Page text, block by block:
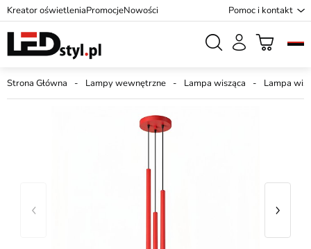
Kreator oświetleniaPromocjeNowości Pomoc i kontakt
Strona Główna Lampy wewnętrzne Lampa wisząca Lampa